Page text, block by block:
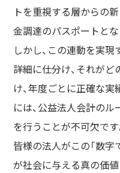
トを重視する層からの
金調達のパスポートとな
しかし、この連動を実
詳細に仕分け、それが
け、年度ごとに正確な
には、公益法人会計の
を行うことが不可欠です
皆様の法人がこの「数字
が社会に与える真の価